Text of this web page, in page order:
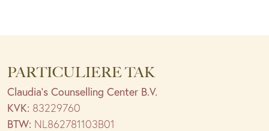
PARTICULIERE TAK
Claudia’s Counselling Center B.V.
KVK: 83229760
BTW: NL862781103B01